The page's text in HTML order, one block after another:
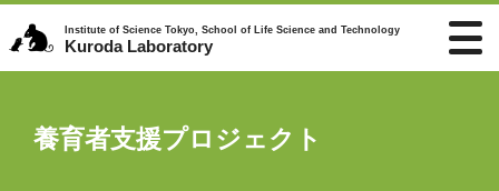
Institute of Science Tokyo, School of Life Science and Technology
Kuroda Laboratory
養育者支援プロジェクト